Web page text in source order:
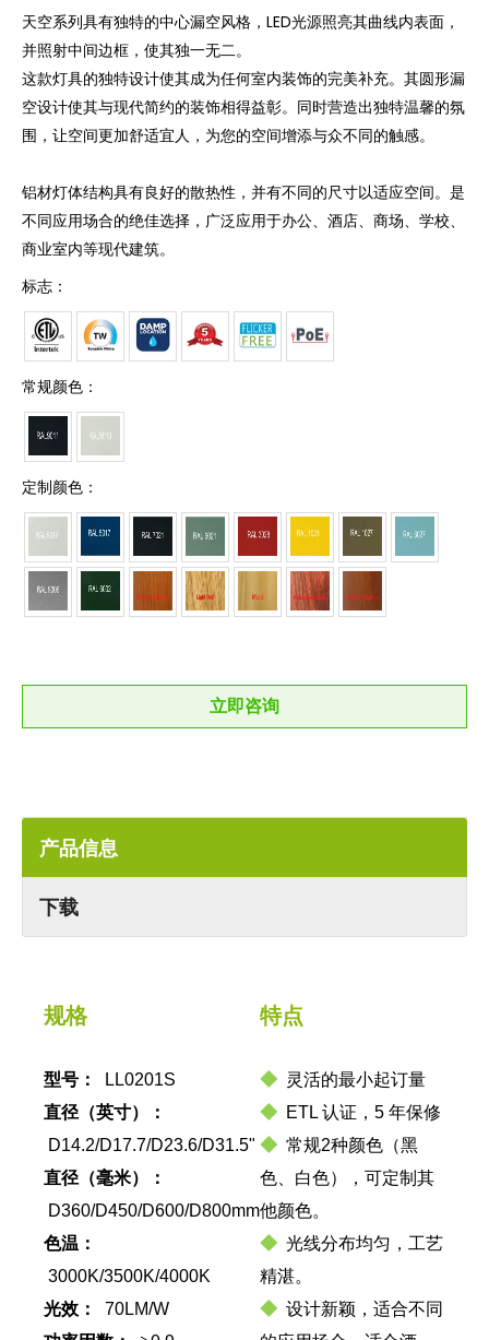
天空系列具有独特的中心漏空风格，LED光源照亮其曲线内表面，
并照射中间边框，使其独一无二。
这款灯具的独特设计使其成为任何室内装饰的完美补充。其圆形漏
空设计使其与现代简约的装饰相得益彰。同时营造出独特温馨的氛
围，让空间更加舒适宜人，为您的空间增添与众不同的触感。
铝材灯体结构具有良好的散热性，并有不同的尺寸以适应空间。是
不同应用场合的绝佳选择，广泛应用于办公、酒店、商场、学校、
商业室内等现代建筑。
标志：
常规颜色：
定制颜色：
立即咨询
产品信息
下载
规格
型号：
LL0201S
直径（英寸）：
D14.2/D17.7/D23.6/D31.5"
直径（毫米）：
D360/D450/D600/D800mm
色温：
3000K/3500K/4000K
光效： 70LM/W
特点
◆灵活的最小起订量
◆ETL 认证，5 年保修
◆常规2种颜色（黑
色、白色），可定制其
他颜色。
◆光线分布均匀，工艺
精湛。
◆设计新颖，适合不同